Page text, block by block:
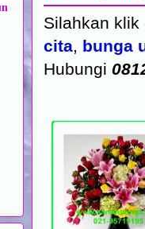
Silahkan
cita, bunga
Hubungi